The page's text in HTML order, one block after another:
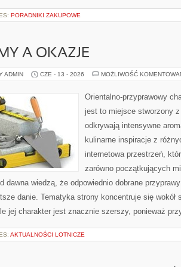
PORADNIKI ZAKUPOWE
A OKAZJE
ADMIN CZE - 13 - 2026 MOŻLIWOŚĆ
Orientalno-przyprawowy
jest to miejsce stworzony
odkrywają intensywne
kulinarne inspiracje z
internetowa przestrzeń,
zarówno początkujących
dawna wiedzą, że odpowiednio dobrane
danie. Tematyka strony koncentruje się wokół
jej charakter jest znacznie szerszy, ponieważ
AKTUALNOŚCI LOTNICZE